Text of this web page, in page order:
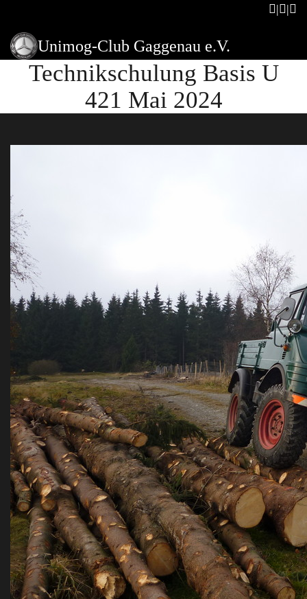
Unimog-Club Gaggenau e.V.
Technikschulung Basis U
421 Mai 2024